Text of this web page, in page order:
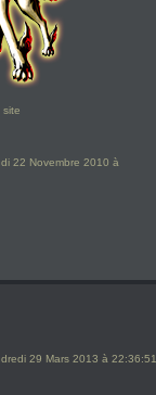
site
22 Novembre 2010 à
29 Mars 2013 à 22:36:51